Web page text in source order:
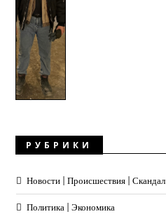
РУБРИКИ
Новости | Происшествия | Скандал
Политика | Экономика